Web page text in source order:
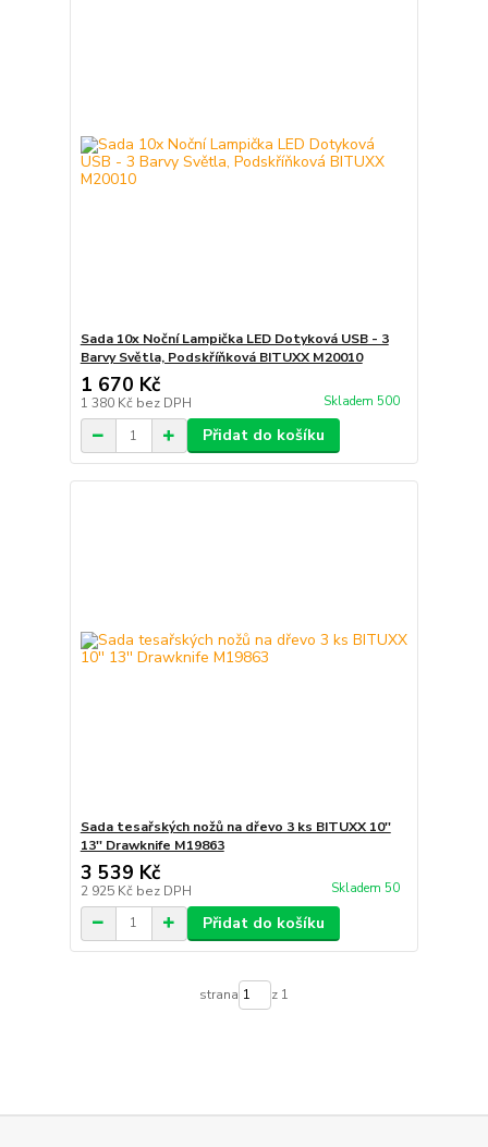
Sada 10x Noční Lampička LED Dotyková USB - 3
Barvy Světla, Podskříňková BITUXX M20010
1 670 Kč
1 380 Kč bez DPH Skladem 500
Přidat do košíku
Sada tesařských nožů na dřevo 3 ks BITUXX 10''
13'' Drawknife M19863
3 539 Kč
2 925 Kč bez DPH Skladem 50
Přidat do košíku
strana z 1